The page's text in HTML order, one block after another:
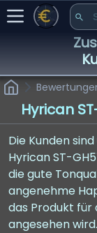
Hyrican
Die Kunden
Hyrican ST-
die gute
angenehme
das Produkt für
angesehen wird.